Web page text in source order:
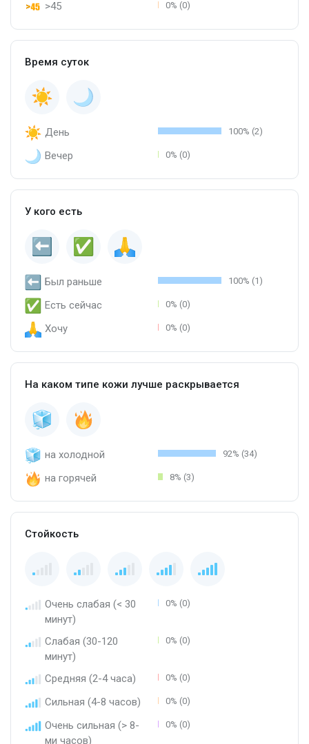
>45 0% (0)
Время суток
День 100% (2)
Вечер 0% (0)
У кого есть
Был раньше 100% (1)
Есть сейчас 0% (0)
Хочу 0% (0)
На каком типе кожи лучше раскрывается
на холодной 92% (34)
на горячей 8% (3)
Стойкость
Очень слабая (< 30
минут)
0% (0)
Слабая (30-120
минут)
0% (0)
Средняя (2-4 часа) 0% (0)
Сильная (4-8 часов) 0% (0)
Очень сильная (> 8-
ми часов)
0% (0)